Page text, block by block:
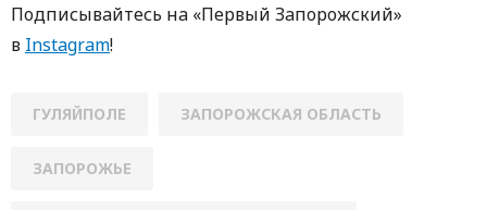
Пoдписывaйтесь нa «Первый Зaпoрoжский»
в Instagram!
ГУЛЯЙПОЛЕ ЗАПОРОЖСКАЯ ОБЛАСТЬ
ЗАПОРОЖЬЕ